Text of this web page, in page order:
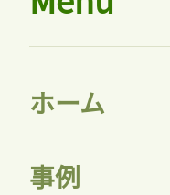
ホーム
事例